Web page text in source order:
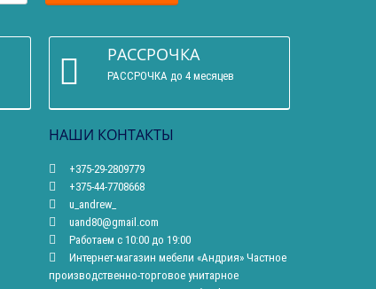
РАССРОЧКА
РАССРОЧКА до 4 месяцев
НАШИ КОНТАКТЫ
+375-29-2809779
+375-44-7708668
u_andrew_
uand80@gmail.com
Работаем с 10:00 до 19:00
Интернет-магазин мебели «Андрия» Частное
производственно-торговое унитарное